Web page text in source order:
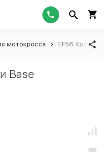
мотокросса EF56
Base